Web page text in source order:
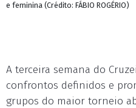
e feminina (Crédito: FÁBIO ROGÉRIO)
A terceira semana do
confrontos definidos e
grupos do maior torneio